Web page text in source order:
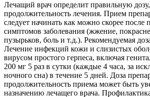
Лечащий врач определит правильную
продолжительность лечения. Прием
следует начинать как можно скорее после
симптомов заболевания (жжение,
пузырьков, боль и т.д.). Рекомендуемая
Лечение инфекций кожи и слизистых
вирусом простого герпеса, включая
200 мг 5 раз в сутки (каждые 4 часа, за
ночного сна) в течение 5 дней. Доза
продолжительность приема может быть
назначению лечащего врача.